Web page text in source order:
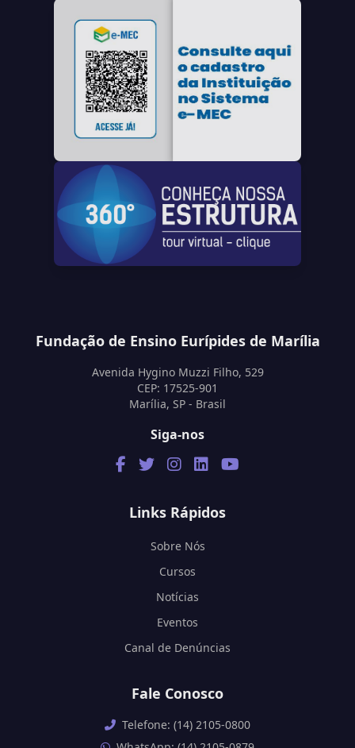
Fundação de Ensino Eurípides de Marília
Avenida Hygino Muzzi Filho, 529
CEP: 17525-901
Marília, SP - Brasil
Siga-nos
Links Rápidos
Sobre Nós
Cursos
Notícias
Eventos
Canal de Denúncias
Fale Conosco
Telefone: (14) 2105-0800